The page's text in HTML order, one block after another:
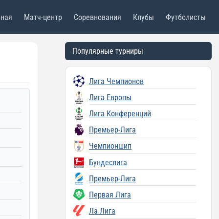
Матч-центр Соревнования Клубы Футболисты
Популярные турниры
Лига Чемпионов
Лига Европы
Лига Конференций
Премьер-Лига
Чемпионшип
Бундеслига
Премьер-Лига
Первая Лига
Ла Лига